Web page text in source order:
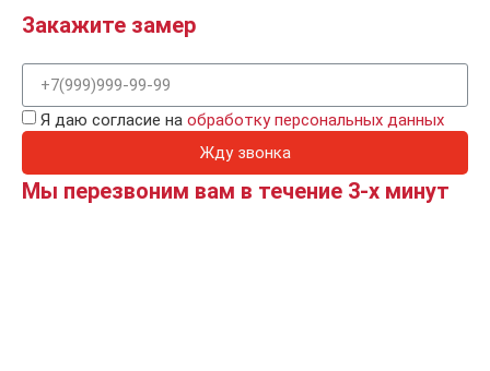
Закажите замер
Я даю согласие на обработку персональных данных
Жду звонка
Мы перезвоним вам в течение 3-х минут